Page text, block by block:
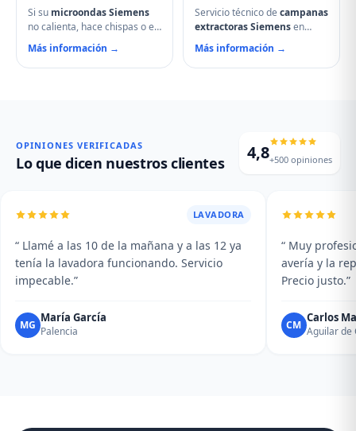
Si su microondas Siemens
no calienta, hace chispas o el
plato no gira, contacte con
nuestro servicio técnico en
Astudillo. Reparamos
Más información →
Servicio técnico de campanas
extractoras Siemensen
Astudillo. Reparamos
motores, problemas de
aspiración, filtros de carbón
profesional de su campana.
Más información →
OPINIONES VERIFICADAS
Lo que dicen nuestros clientes 4,8+500 opiniones
LAVADORA
“ Llamé a las 10 de la mañana y a las 12 ya
tenía la lavadora funcionando. Servicio
impecable.”
MG
María García
Palencia
“ Muy
avería y la
Precio justo.”
CM
Carlos
Aguilar de